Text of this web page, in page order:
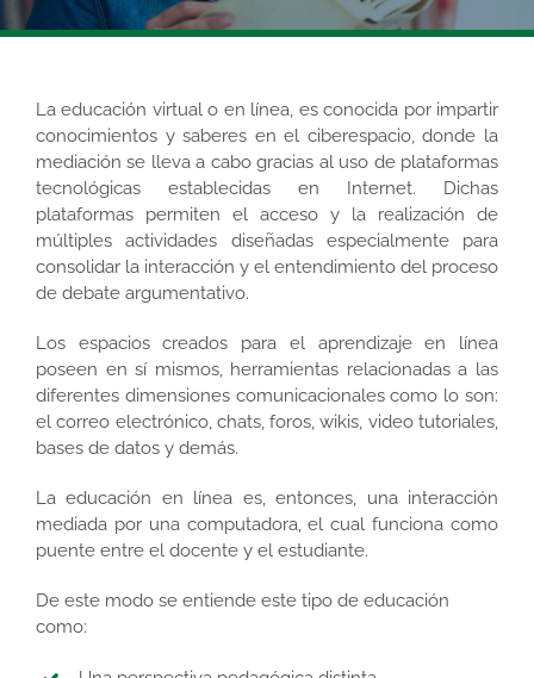
La educación virtual o en línea, es conocida por impartir
conocimientos y saberes en el ciberespacio, donde la
mediación se lleva a cabo gracias al uso de plataformas
tecnológicas establecidas en Internet. Dichas
plataformas permiten el acceso y la realización de
múltiples actividades diseñadas especialmente para
consolidar la interacción y el entendimiento del proceso
de debate argumentativo.
Los espacios creados para el aprendizaje en línea
poseen en sí mismos, herramientas relacionadas a las
diferentes dimensiones comunicacionales como lo son:
el correo electrónico, chats, foros, wikis, video tutoriales,
bases de datos y demás.
La educación en línea es, entonces, una interacción
mediada por una computadora, el cual funciona como
puente entre el docente y el estudiante.
De este modo se entiende este tipo de educación
como: